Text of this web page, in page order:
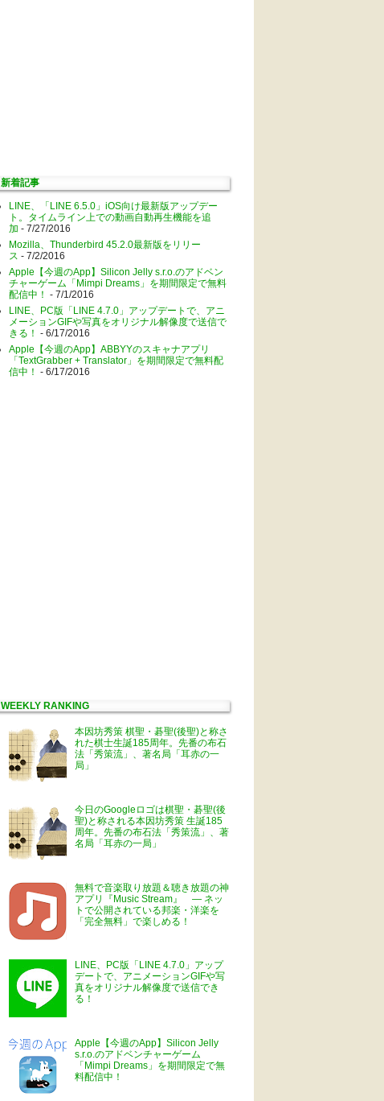
新着記事
LINE、「LINE 6.5.0」iOS向け最新版アップデー
ト。タイムライン上での動画自動再生機能を追
加 - 7/27/2016
Mozilla、Thunderbird 45.2.0最新版をリリー
ス - 7/2/2016
Apple【今週のApp】Silicon Jelly s.r.o.のアドベン
チャーゲーム「Mimpi Dreams」を期間限定で無料
配信中！ - 7/1/2016
LINE、PC版「LINE 4.7.0」アップデートで、アニ
メーションGIFや写真をオリジナル解像度で送信で
きる！ - 6/17/2016
Apple【今週のApp】ABBYYのスキャナアプリ
「TextGrabber + Translator」を期間限定で無料配
信中！ - 6/17/2016
WEEKLY RANKING
本因坊秀策 棋聖・碁聖(後聖)と称さ
れた棋士生誕185周年。先番の布石
法「秀策流」、著名局「耳赤の一
局」
今日のGoogleロゴは棋聖・碁聖(後
聖)と称される本因坊秀策 生誕185
周年。先番の布石法「秀策流」、著
名局「耳赤の一局」
無料で音楽取り放題＆聴き放題の神
アプリ『Music Stream』 ― ネッ
トで公開されている邦楽・洋楽を
「完全無料」で楽しめる！
LINE、PC版「LINE 4.7.0」アップ
デートで、アニメーションGIFや写
真をオリジナル解像度で送信でき
る！
Apple【今週のApp】Silicon Jelly
s.r.o.のアドベンチャーゲーム
「Mimpi Dreams」を期間限定で無
料配信中！